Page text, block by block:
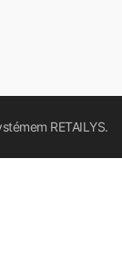
RETAILYS.